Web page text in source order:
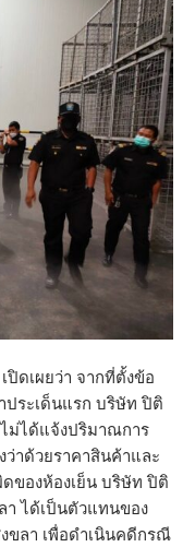
ดเผยว่า จากที่ตั้งข้อ
ประเด็นแรก บริษัท ปิติ
ม่ได้แจ้งปริมาณการ
าด้วยราคาสินค้าและ
ของห้องเย็น บริษัท ปิติ
ได้เป็นตัวแทนของ
ขลา เพื่อดำเนินคดีกรณี